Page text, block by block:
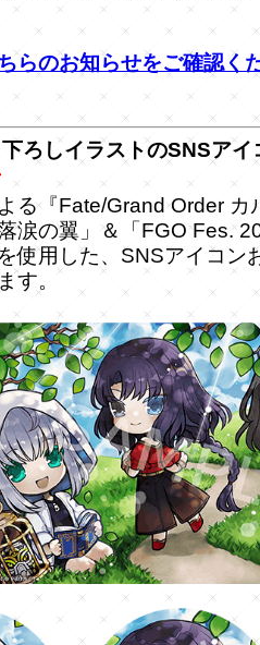
らのお知らせをご確認く
ろしイラストのSNSア
る『Fate/Grand Order カ
涙の翼」＆「FGO Fes.
使用した、SNSアイコン
す。